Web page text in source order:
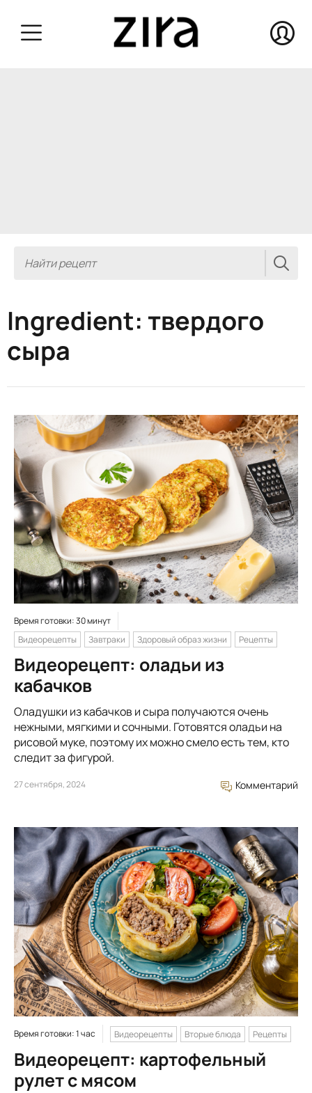
Ingredient: твердого
сыра
Время готовки: 30 минут
Видеорецепты
Завтраки Здоровый образ жизни Рецепты
Видеорецепт: оладьи из
кабачков
Оладушки из кабачков и сыра получаются очень
нежными, мягкими и сочными. Готовятся оладьи на
рисовой муке, поэтому их можно смело есть тем, кто
следит за фигурой.
27 сентября, 2024 Комментарий
Время готовки: 1 час Видеорецепты Вторые блюда Рецепты
Видеорецепт: картофельный
рулет с мясом